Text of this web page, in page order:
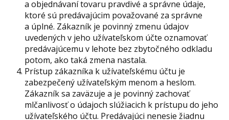
a objednávaní tovaru pravdivé a správne údaje,
ktoré sú predávajúcim považované za správne
a úplné. Zákazník je povinný zmenu údajov
uvedených v jeho užívateľskom účte oznamovať
predávajúcemu v lehote bez zbytočného odkladu
potom, ako taká zmena nastala.
Prístup zákazníka k užívateľskému účtu je
zabezpečený užívateľským menom a heslom.
Zákazník sa zaväzuje a je povinný zachovať
mlčanlivosť o údajoch slúžiacich k prístupu do jeho
užívateľského účtu. Predávajúci nenesie žiadnu